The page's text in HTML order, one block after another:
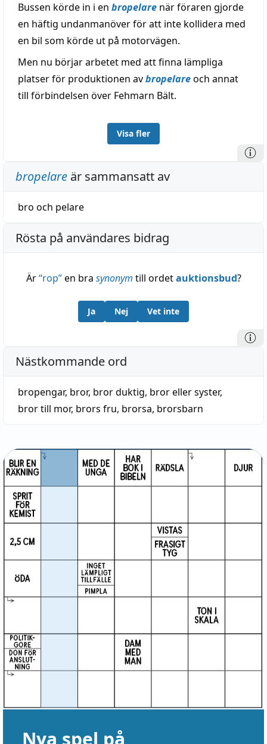
Bussen körde in i en bropelare när föraren gjorde
en häftig undanmanöver för att inte kollidera med
en bil som körde ut på motorvägen.
Men nu börjar arbetet med att finna lämpliga
platser för produktionen avbropelareoch annat
till förbindelsen över Fehmarn Bält.
Visa fler
bropelare är sammansatt av
bro och pelare
Rösta på användares bidrag
Är“rop”en bra synonym till ordetauktionsbud?
Ja Nej Vet inte
Nästkommande ord
bropengar, bror, bror duktig, bror eller syster,
bror till mor, brors fru, brorsa, brorsbarn
Nya spel på